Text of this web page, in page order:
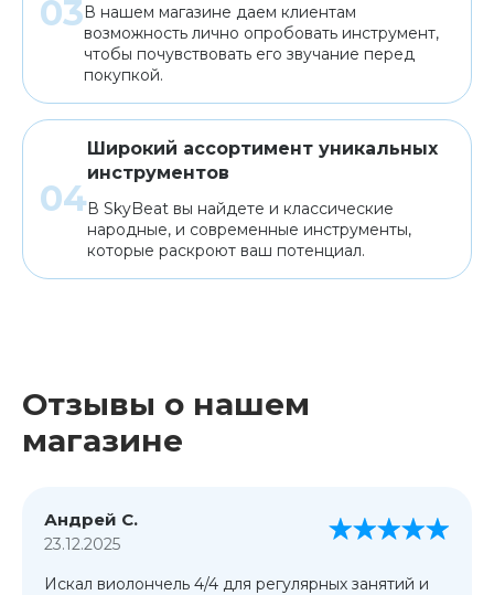
В нашем магазине даем клиентам
возможность лично опробовать инструмент,
чтобы почувствовать его звучание перед
покупкой.
Широкий ассортимент уникальных
инструментов
В SkyBeat вы найдете и классические
народные, и современные инструменты,
которые раскроют ваш потенциал.
Отзывы о нашем
магазине
Андрей С.
23.12.2025
Искал виолончель 4/4 для регулярных занятий и